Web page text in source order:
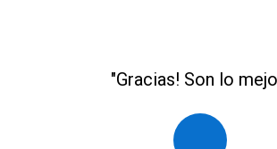
"Gracias! Son lo